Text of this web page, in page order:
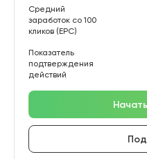
Средний
заработок со 100
кликов (EPC)
Показатель
подтверждения
действий